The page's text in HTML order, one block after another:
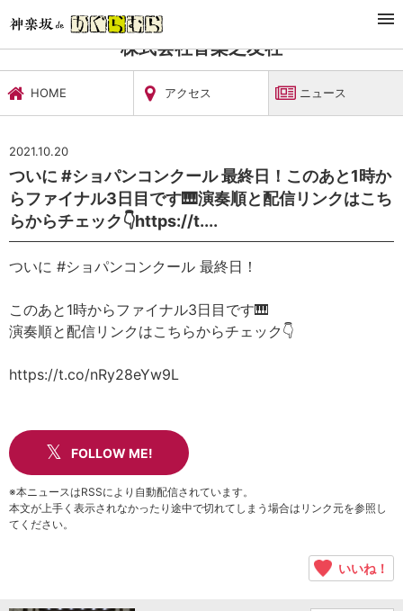
文化施設・ギャラリー
株式会社音楽之友社
HOME アクセス ニュース
2021.10.20
ついに #ショパンコンクール 最終日！このあと1時か
らファイナル3日目です🎹演奏順と配信リンクはこち
らからチェック👇https://t....
ついに #ショパンコンクール 最終日！
このあと1時からファイナル3日目です🎹
演奏順と配信リンクはこちらからチェック👇
https://t.co/nRy28eYw9L
FOLLOW ME!
※本ニュースはRSSにより自動配信されています。
本文が上手く表示されなかったり途中で切れてしまう場合はリンク元を参照し
てください。
いいね！